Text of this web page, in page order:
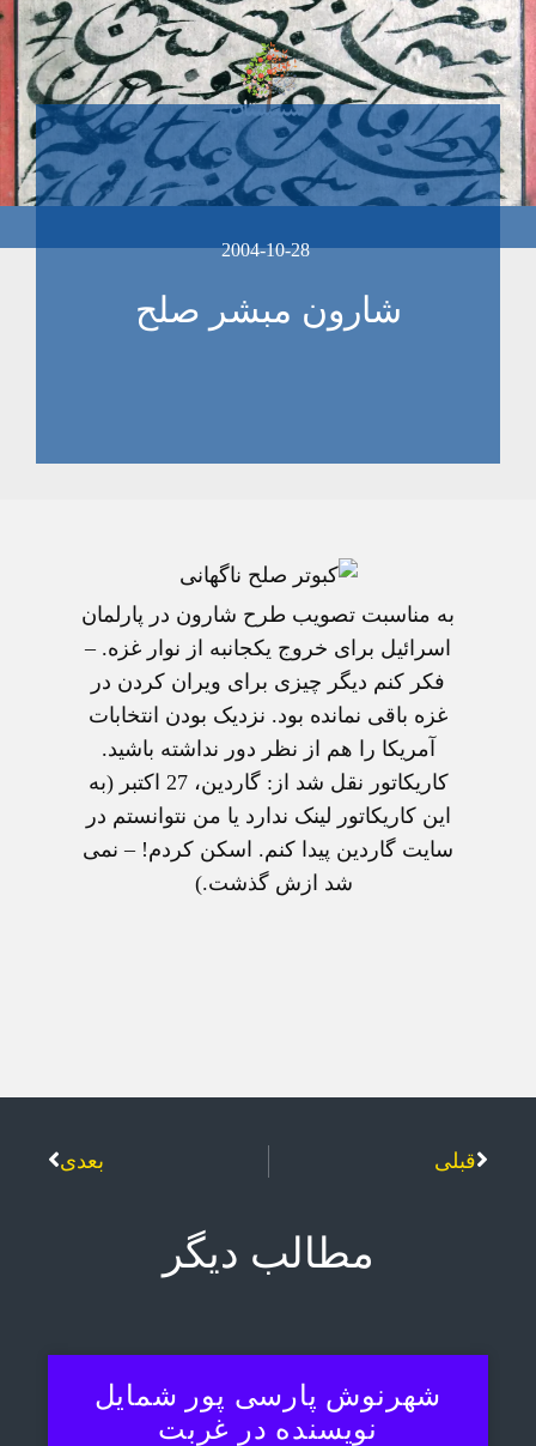
2004-10-28
شارون مبشر صلح
به مناسبت تصويب طرح شارون در پارلمان
اسرائيل برای خروج يکجانبه از نوار غزه. –
فکر کنم ديگر چيزی برای ويران کردن در
غزه باقی نمانده بود. نزديک بودن انتخابات
آمريکا را هم از نظر دور نداشته باشيد.
کاريکاتور نقل شد از: گاردين، 27 اکتبر (به
اين کاريکاتور لينک ندارد يا من نتوانستم در
سايت گاردين پيدا کنم. اسکن کردم! – نمی
شد ازش گذشت.)
قبلی بعدی
مطالب دیگر
شهرنوش پارسی پور شمایل
نویسنده در غربت